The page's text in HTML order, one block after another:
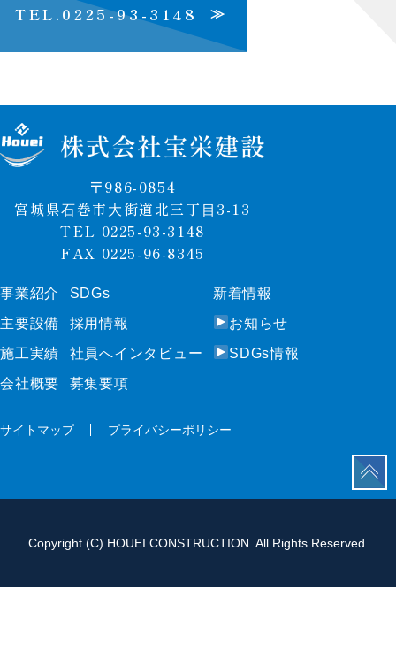
TEL.0225-93-3148
≫
〒986-0854
宮城県⽯巻市⼤街道北三丁⽬3-13
TEL 0225-93-3148
FAX 0225-96-8345
事業紹介
事業紹介
主要設備
主要設備
施⼯実績
施⼯実績
会社概要
SDGs
SDGs
採⽤情報
採⽤情報
社員へインタビュー
社員へインタビュー
募集要項
新着情報
新着情報
お知らせ
お知らせ
SDGs情報
サイトマップ
プライバシーポリシー
Copyright (C) HOUEI CONSTRUCTION. All Rights Reserved.